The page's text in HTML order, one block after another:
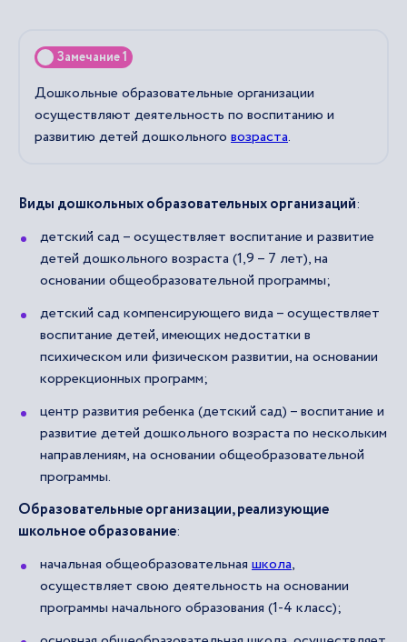
Замечание 1
Дошкольные образовательные организации
осуществляют деятельность по воспитанию и
развитию детей дошкольного возраста.
Виды дошкольных образовательных организаций:
детский сад – осуществляет воспитание и развитие
детей дошкольного возраста (1,9 – 7 лет), на
основании общеобразовательной программы;
детский сад компенсирующего вида – осуществляет
воспитание детей, имеющих недостатки в
психическом или физическом развитии, на основании
коррекционных программ;
центр развития ребенка (детский сад) – воспитание и
развитие детей дошкольного возраста по нескольким
направлениям, на основании общеобразовательной
программы.
Образовательные организации, реализующие
школьное образование:
начальная общеобразовательная школа,
осуществляет свою деятельность на основании
программы начального образования (1-4 класс);